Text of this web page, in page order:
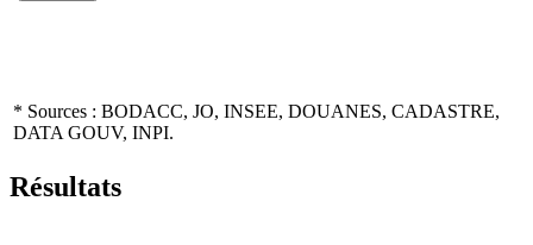
* Sources : BODACC, JO, INSEE, DOUANES, CADASTRE,
DATA GOUV, INPI.
Résultats